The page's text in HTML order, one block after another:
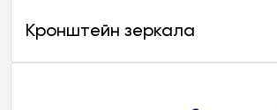
Кронштейн зеркала